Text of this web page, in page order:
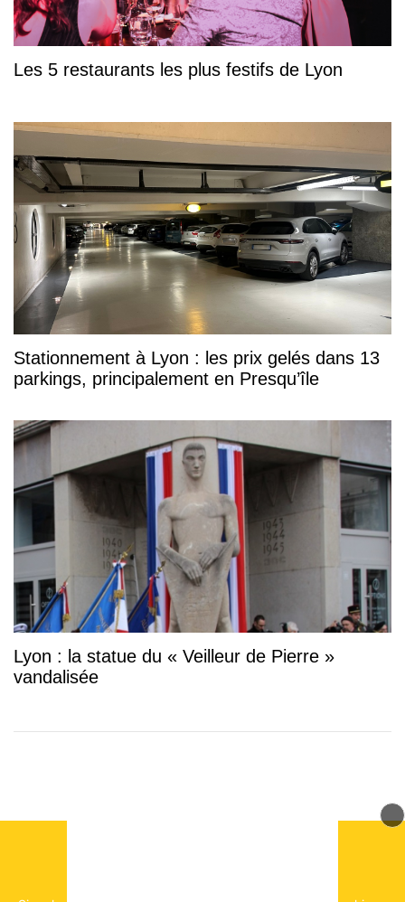
Les 5 restaurants les plus festifs de Lyon
Stationnement à Lyon : les prix gelés dans 13
parkings, principalement en Presqu’île
Lyon : la statue du « Veilleur de Pierre »
vandalisée